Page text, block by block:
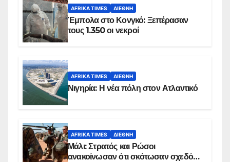
AFRIKA TIMES ΔΙΕΘΝΉ
Έμπολα στο Κονγκό: Ξεπέρασαν
τους 1.350 οι νεκροί
AFRIKA TIMES ΔΙΕΘΝΉ
Νιγηρία: Η νέα πόλη στον Ατλαντικό
AFRIKA TIMES ΔΙΕΘΝΉ
Μάλι: Στρατός και Ρώσοι
ανακοίνωσαν ότι σκότωσαν σχεδόν